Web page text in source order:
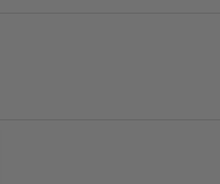
за лични данни